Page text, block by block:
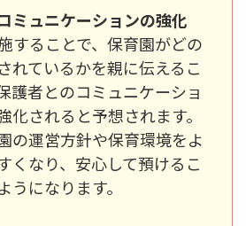
ミュニケーションの強化
することで、保育園がどの
れているかを親に伝えるこ
護者とのコミュニケーショ
化されると予想されます。
の運営方針や保育環境をよ
くなり、安心して預けるこ
うになります。